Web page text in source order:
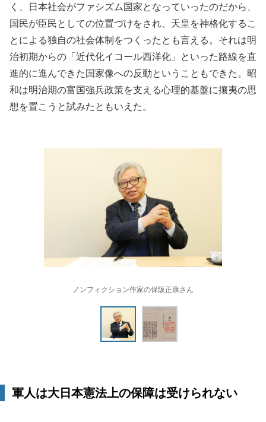
く、日本社会がファシズム国家となっていったのだから、
国民が臣民としての位置づけをされ、天皇を神格化するこ
とによる独自の社会体制をつくったとも言える。それは明
治初期からの「近代化イコール西洋化」といった路線を直
進的に進んできた国家像への反動ということもできた。昭
和は明治期の富国強兵政策を支える心理的基盤に攘夷の思
想を置こうと試みたともいえた。
ノンフィクション作家の保阪正康さん
軍人は大日本憲法上の保障は受けられない